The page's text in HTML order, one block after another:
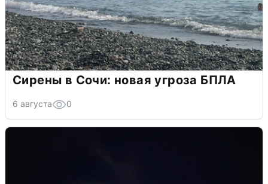
Сирены в Сочи: новая угроза БПЛА
6 августа 0